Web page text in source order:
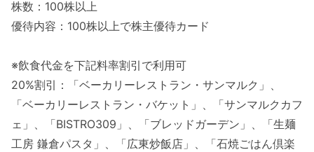
株数：100株以上
優待内容：100株以上で株主優待カード
※飲食代金を下記料率割引で利用可
20%割引：「ベーカリーレストラン・サンマルク」、
「ベーカリーレストラン・バケット」、「サンマルクカフ
ェ」、「BISTRO309」、「ブレッドガーデン」、「生麺
工房 鎌倉パスタ」、「広東炒飯店」、「石焼ごはん倶楽